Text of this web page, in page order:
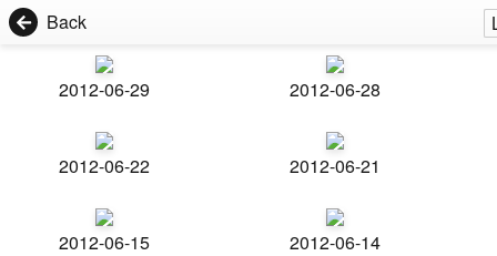
Back
2012-06-29 2012-06-28
2012-06-22 2012-06-21
2012-06-15 2012-06-14